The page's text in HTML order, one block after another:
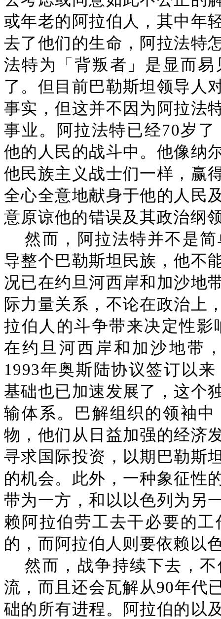
或年老的阿拉伯人，其中年
去了他们的生命，阿拉法特
法特为「背叛者」是显而
了。但目前巴勒斯坦领导人
事实，但这并不因为阿拉法
事业。阿拉法特已经70岁
他的人民的战斗中。他像纳
他民族主义战士们一样，赢
全心全意地献身于他的人民
意原谅他的错误及其政治纲
然而，阿拉法特并不是
导整个巴勒斯坦民族，他不
况已在约旦河西岸和加沙地
际力量关系，不论在政治上
拉伯人的斗争带来决定性影
在约旦河西岸和加沙地带
1993年奥斯陆协议签订以
基础也已加速发展了，这个
输体系。巴解组织的领袖
物，他们从日益加强的经济
寻求国际投资，以期巴勒斯
的机会。此外，一种象征性
带为一方，和以以色列为另
赖阿拉伯劳工去干必要的
的，而阿拉伯人则要依赖以
然而，战争持续下去，
流，而且还会瓦解从90年代
础的所有进程。阿拉伯的以